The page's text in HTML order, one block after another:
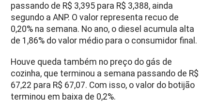
passando de R$ 3,395 para R$ 3,388, ainda
segundo a ANP. O valor representa recuo de
0,20% na semana. No ano, o diesel acumula alta
de 1,86% do valor médio para o consumidor final.
Houve queda também no preço do gás de
cozinha, que terminou a semana passando de R$
67,22 para R$ 67,07. Com isso, o valor do botijão
terminou em baixa de 0,2%.